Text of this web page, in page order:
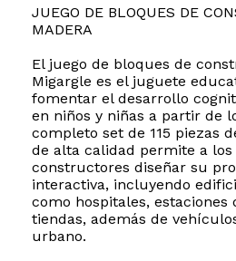
JUEGO DE BLOQUES DE
MADERA
El juego de bloques de
Migargle es el juguete
fomentar el desarrollo
en niños y niñas a partir de
completo set de 115 piezas
de alta calidad permite a los
constructores diseñar su
interactiva, incluyendo
como hospitales, estaciones
tiendas, además de
urbano.